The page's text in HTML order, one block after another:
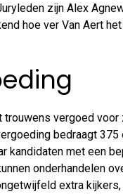
zijn Alex
hoe ver Van Aert
trouwens vergoed voor
bedraagt 375
kandidaten met een
onderhandelen
extra